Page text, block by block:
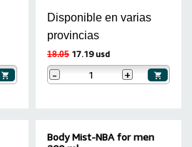
Disponible en varias
provincias
18.05 17.19 usd
- +
Body Mist-NBA for men